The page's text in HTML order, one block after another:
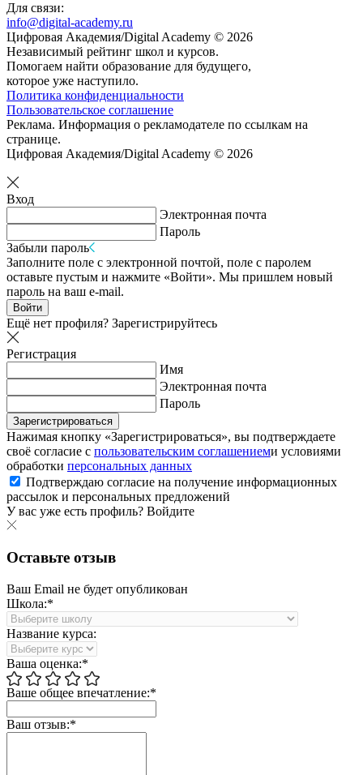
Для связи:
info@digital-academy.ru
Цифровая Академия/Digital Academy © 2026
Независимый рейтинг школ и курсов.
Помогаем найти образование для будущего,
которое уже наступило.
Политика конфиденциальности
Пользовательское соглашение
Реклама. Информация о рекламодателе по ссылкам на
странице.
Цифровая Академия/Digital Academy © 2026
Вход
Электронная почта
Пароль
Забыли пароль
Заполните поле с электронной почтой, поле с паролем
оставьте пустым и нажмите «Войти». Мы пришлем новый
пароль на ваш e-mail.
Войти
Ещё нет профиля? Зарегистрируйтесь
Регистрация
Имя
Электронная почта
Пароль
Зарегистрироваться
Нажимая кнопку «Зарегистрироваться», вы подтверждаете
своё согласие с пользовательским соглашениеми условиями
обработки персональных данных
Подтверждаю согласие на получение информационных
рассылок и персональных предложений
У вас уже есть профиль? Войдите
Оставьте отзыв
Ваш Email не будет опубликован
Школа:*
Название курса:
Ваша оценка:*
Ваше общее впечатление:*
Ваш отзыв:*